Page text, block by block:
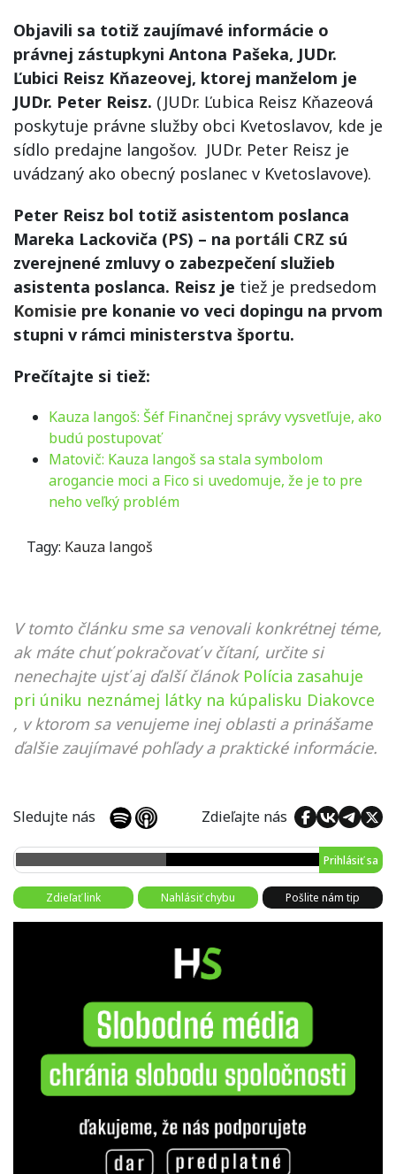
Objavili sa totiž zaujímavé informácie o
právnej zástupkyni Antona Pašeka, JUDr.
Ľubici Reisz Kňazeovej, ktorej manželom je
JUDr. Peter Reisz. (JUDr. Ľubica Reisz Kňazeová
poskytuje právne služby obci Kvetoslavov, kde je
sídlo predajne langošov. JUDr. Peter Reisz je
uvádzaný ako obecný poslanec v Kvetoslavove).
Peter Reisz bol totiž asistentom poslanca
Mareka Lackoviča (PS) – na portáli CRZ sú
zverejnené zmluvy o zabezpečení služieb
asistenta poslanca. Reisz je tiež je predsedom
Komisie pre konanie vo veci dopingu na prvom
stupni v rámci ministerstva športu.
Prečítajte si tiež:
Kauza langoš: Šéf Finančnej správy vysvetľuje, ako
budú postupovať
Matovič: Kauza langoš sa stala symbolom
arogancie moci a Fico si uvedomuje, že je to pre
neho veľký problém
Tagy: Kauza langoš
V tomto článku sme sa venovali konkrétnej téme,
ak máte chuť pokračovať v čítaní, určite si
nenechajte ujsť aj ďalší článok Polícia zasahuje
pri úniku neznámej látky na kúpalisku Diakovce
, v ktorom sa venujeme inej oblasti a prinášame
ďalšie zaujímavé pohľady a praktické informácie.
Sledujte nás Zdieľajte nás
Prihlásiť sa
Zdieľať link Nahlásiť chybu Pošlite nám tip